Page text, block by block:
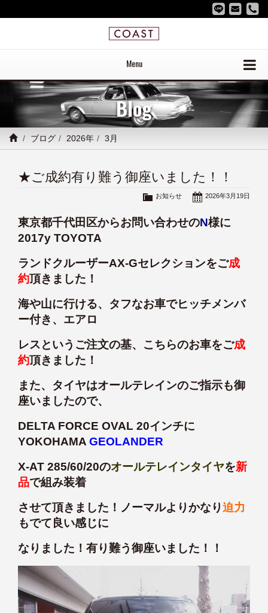
Menu
Blog
ブログ 2026年 3月
★ご成約有り難う御座いました！！
2026年3月19日
お知らせ
東京都千代田区からお問い合わせのN様に
2017y TOYOTA
ランドクルーザーAX-Gセレクションをご成
約頂きました！
海や山に行ける、タフなお車でヒッチメンバ
ー付き、エアロ
レスというご注文の基、こちらのお車をご成
約頂きました！
また、タイヤはオールテレインのご指示も御
座いましたので、
DELTA FORCE OVAL 20インチに
YOKOHAMA GEOLANDER
X-AT 285/60/20のオールテレインタイヤを新
品で組み装着
させて頂きました！ノーマルよりかなり迫力
もでて良い感じに
なりました！有り難う御座いました！！